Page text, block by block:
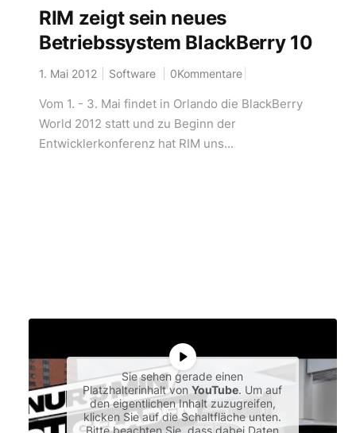
RIM zeigt sein neues
Betriebssystem BlackBerry 10
1. Mai 2012 Software 0Kommentare
Vom 1. - 3. Mai findet in Orlando die BlackBerry
World 2012 statt und zu Beginn der
Entwicklerkonferenz hat RIM uns...
Sie sehen gerade einen
Platzhalterinhalt vonYouTube. Um auf
den eigentlichen Inhalt zuzugreifen,
klicken Sie auf die Schaltfläche unten.
Bitte beachten Sie, dass dabei Daten